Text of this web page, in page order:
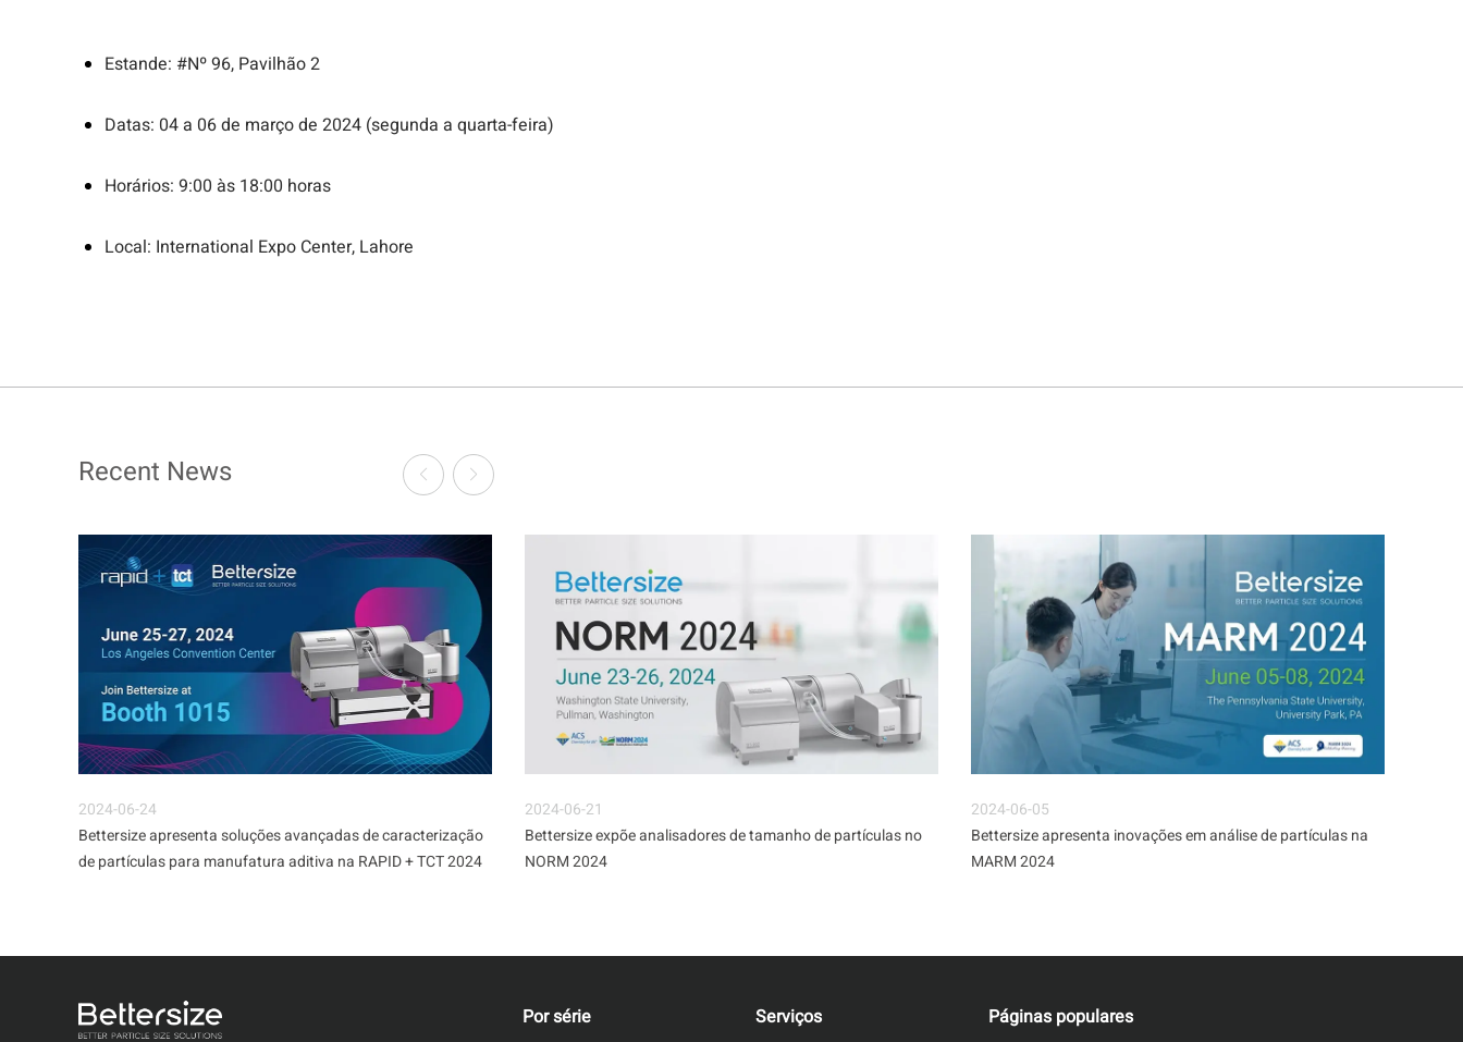
Estande: #Nº 96, Pavilhão 2
Datas: 04 a 06 de março de 2024 (segunda a quarta-feira)
Horários: 9:00 às 18:00 horas
Local: International Expo Center, Lahore
Recent News
2024-06-24
Bettersize apresenta soluções avançadas de caracterização
de partículas para manufatura aditiva na RAPID + TCT 2024
2024-06-21
Bettersize expõe analisadores de tamanho de partículas no
NORM 2024
2024-06-05
Bettersize apresenta inovações em análise de partículas na
MARM 2024
Por série Serviços Páginas populares